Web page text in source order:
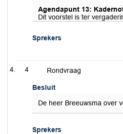
Agendapunt 13:
Dit voorstel is ter
Sprekers
4 Rondvraag
Besluit
De heer Breeuwsma over
Sprekers